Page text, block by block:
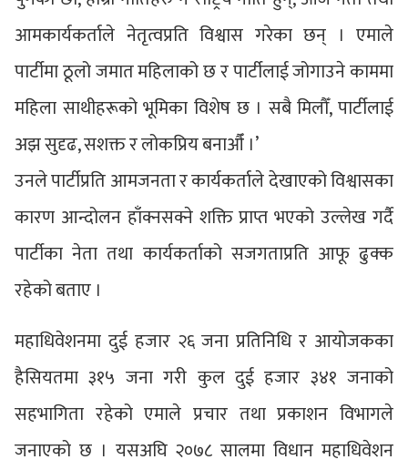
आमकार्यकर्ताले नेतृत्वप्रति विश्वास गरेका छन् । एमाले
पार्टीमा ठूलो जमात महिलाको छ र पार्टीलाई जोगाउने काममा
महिला साथीहरूको भूमिका विशेष छ । सबै मिलौँ, पार्टीलाई
अझ सुदृढ, सशक्त र लोकप्रिय बनाऔँ ।’
उनले पार्टीप्रति आमजनता र कार्यकर्ताले देखाएको विश्वासका
कारण आन्दोलन हाँक्नसक्ने शक्ति प्राप्त भएको उल्लेख गर्दै
पार्टीका नेता तथा कार्यकर्ताको सजगताप्रति आफू ढुक्क
रहेको बताए ।
महाधिवेशनमा दुई हजार २६ जना प्रतिनिधि र आयोजकका
हैसियतमा ३१५ जना गरी कुल दुई हजार ३४१ जनाको
सहभागिता रहेको एमाले प्रचार तथा प्रकाशन विभागले
जनाएको छ । यसअघि २०७८ सालमा विधान महाधिवेशन